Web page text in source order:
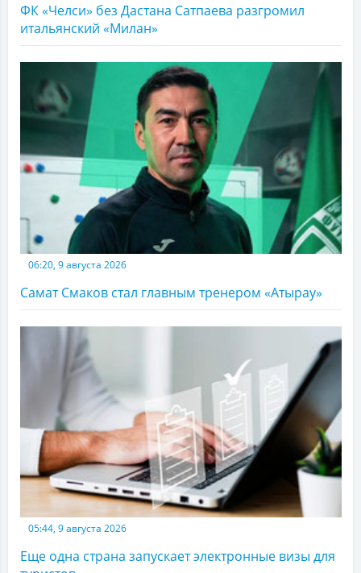
ФК «Челси» без Дастана Сатпаева разгромил
итальянский «Милан»
06:20, 9 августа 2026
Самат Смаков стал главным тренером «Атырау»
05:44, 9 августа 2026
Еще одна страна запускает электронные визы для